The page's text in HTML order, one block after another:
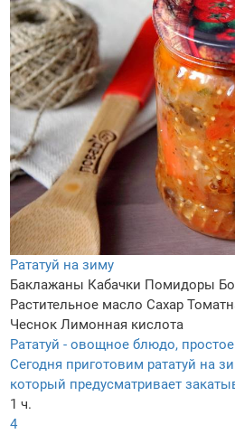
Рататуй на зиму
Баклажаны Кабачки Помидоры
Растительное масло Сахар
Чеснок Лимонная кислота
Рататуй - овощное блюдо,
Сегодня приготовим рататуй на
который предусматривает
1 ч.
4